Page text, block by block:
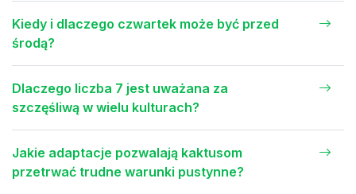
Kiedy i dlaczego czwartek może być przed
środą?
Dlaczego liczba 7 jest uważana za
szczęśliwą w wielu kulturach?
Jakie adaptacje pozwalają kaktusom
przetrwać trudne warunki pustynne?